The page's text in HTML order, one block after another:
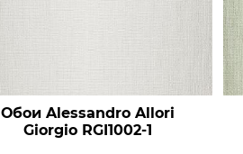
Обои Alessandro Allori
Giorgio RGI1002-1